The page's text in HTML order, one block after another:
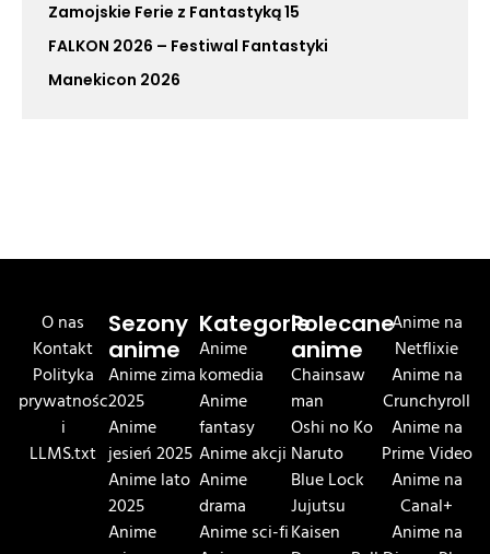
Zamojskie Ferie z Fantastyką 15
FALKON 2026 – Festiwal Fantastyki
Manekicon 2026
O nas
Kontakt
Polityka
prywatnośc
i
LLMS.txt
Sezony
anime
Anime zima
2025
Anime
jesień 2025
Anime lato
2025
Anime
Kategorie
Anime
komedia
Anime
fantasy
Anime akcji
Anime
drama
Anime sci-fi
Polecane
anime
Chainsaw
man
Oshi no Ko
Naruto
Blue Lock
Jujutsu
Kaisen
Anime na
Netflixie
Anime na
Crunchyroll
Anime na
Prime Video
Anime na
Canal+
Anime na